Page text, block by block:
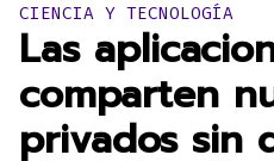
Publicado en:
CIENCIA Y TECNOLOGÍA
Las
comparten
privados sin